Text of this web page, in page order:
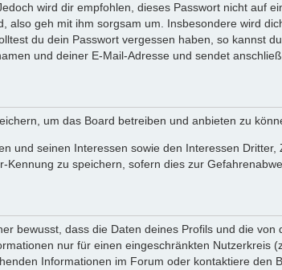
wird dir empfohlen, dieses Passwort nicht auf
also geh mit ihm sorgsam um. Insbesondere wird
du dein Passwort vergessen haben, so kannst
und deiner E-Mail-Adresse und sendet
um das Board betreiben und anbieten zu
und seinen Interessen sowie den Interessen Dritter,
zu speichern, sofern dies zur
bewusst, dass die Daten deines Profils und die von
nur für einen eingeschränkten Nutzerkreis
Informationen im Forum oder kontaktiere den